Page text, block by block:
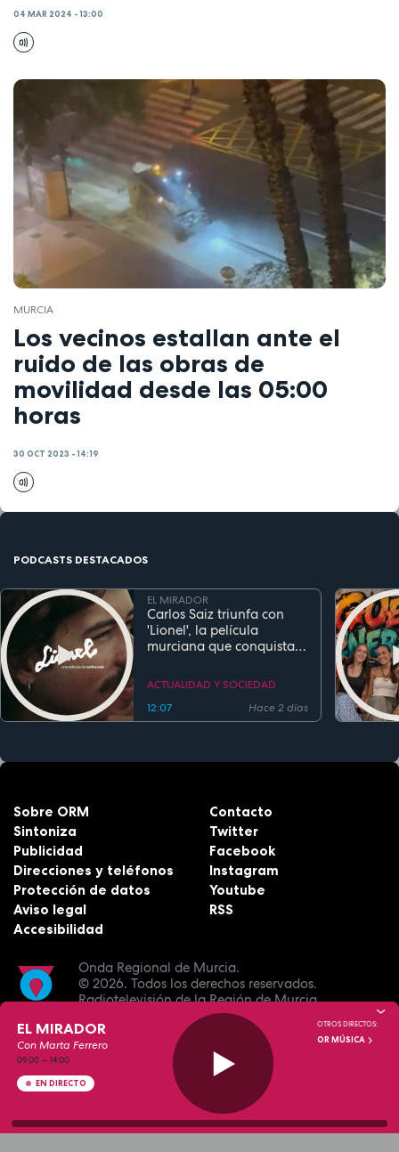
04 MAR 2024 - 13:00
MURCIA
Los vecinos estallan ante el
ruido de las obras de
movilidad desde las 05:00
horas
30 OCT 2023 - 14:19
PODCASTS DESTACADOS
EL MIRADOR
Carlos Saiz triunfa con
'Lionel', la película
murciana que conquista
estreno
ACTUALIDAD Y SOCIEDAD
12:07
Hace 2 días
Onda Regional de Murcia.
© 2026. Todos los derechos reservados.
Radiotelevisión de la Región de Murcia.
Sobre ORM
Sintoniza
Publicidad
Direcciones y teléfonos
Protección de datos
Aviso legal
Accesibilidad
Contacto
Twitter
Facebook
Instagram
Youtube
RSS
EL MIRADOR
Con Marta Ferrero
09:00—14:00
EN DIRECTO
OTROS DIRECTOS:
OR MÚSICA